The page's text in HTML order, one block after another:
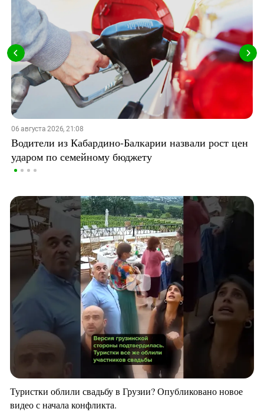
06 августа 2026, 21:08
Водители из Кабардино-Балкарии назвали рост цен
ударом по семейному бюджету
Туристки облили свадьбу в Грузии? Опубликовано новое
видео с начала конфликта.